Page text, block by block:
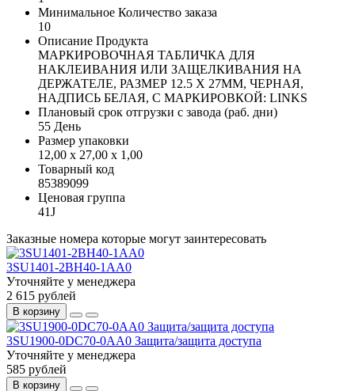
Минимальное Количество заказа
10
Описание Продукта
МАРКИРОВОЧНАЯ ТАБЛИЧКА ДЛЯ
НАКЛЕИВАНИЯ ИЛИ ЗАЩЕЛКИВАНИЯ НА
ДЕРЖАТЕЛЕ, РАЗМЕР 12.5 X 27MM, ЧЕРНАЯ,
НАДПИСЬ БЕЛАЯ, С МАРКИРОВКОЙ: LINKS
Плановый срок отгрузки с завода (раб. дни)
55 День
Размер упаковки
12,00 x 27,00 x 1,00
Товарный код
85389099
Ценовая группа
41J
Заказные номера которые могут заинтересовать
3SU1401-2BH40-1AA0
Уточняйте у менеджера
2 615 рублей
В корзину
3SU1900-0DC70-0AA0 Защита/защита доступа
Уточняйте у менеджера
585 рублей
В корзину